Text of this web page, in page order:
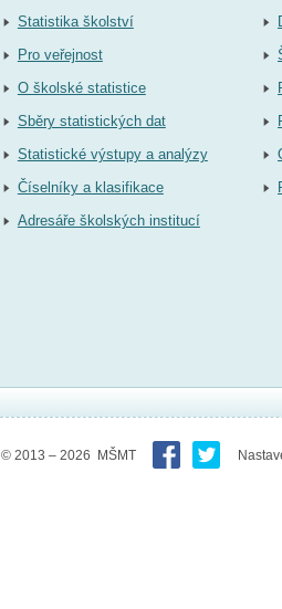
Statistika školství
Pro veřejnost
O školské statistice
Sběry statistických dat
Statistické výstupy a analýzy
Číselníky a klasifikace
Adresáře školských institucí
© 2013 – 2026 MŠMT